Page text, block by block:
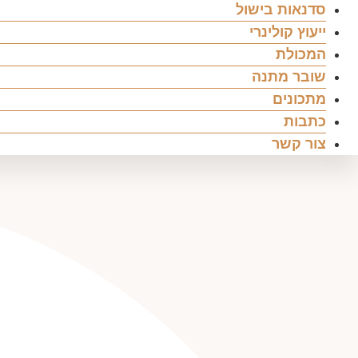
סדנאות בישול
ייעוץ קולינרי
המכולת
שובר מתנה
מתכונים
כתבות
צור קשר